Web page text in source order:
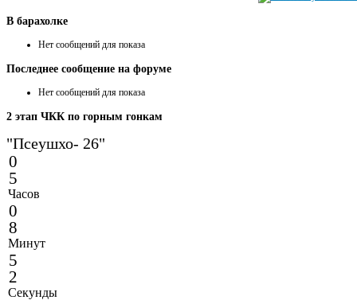
В барахолке
Нет сообщений для показа
Последнее сообщение на форуме
Нет сообщений для показа
2 этап ЧКК по горным гонкам
"Псеушхо- 26"
0
5
Часов
0
8
Минут
5
2
Секунды